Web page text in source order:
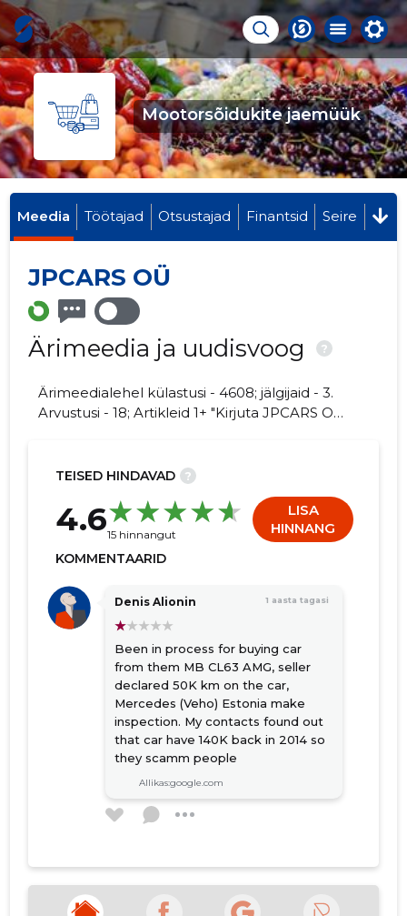
Mootorsõidukite jaemüük
Meedia Töötajad Otsustajad Finantsid Seire
JPCARS OÜ
Ärimeedia ja uudisvoog ?
Ärimeedialehel külastusi - 4608; jälgijaid - 3.
Arvustusi - 18; Artikleid 1+ "Kirjuta JPCARS OÜ
TEISED HINDAVAD ?
4.615 hinnangut
LISA
HINNANG
KOMMENTAARID
Denis Alionin 1 aasta tagasi
Been in process for buying car
from them MB CL63 AMG, seller
declared 50K km on the car,
Mercedes (Veho) Estonia make
inspection. My contacts found out
that car have 140K back in 2014 so
they scamm people
Allikas:google.com